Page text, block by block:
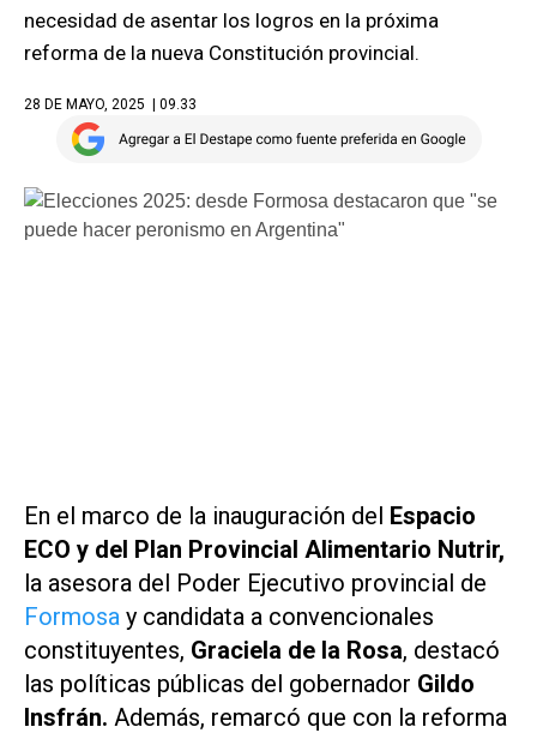
necesidad de asentar los logros en la próxima
reforma de la nueva Constitución provincial.
28 DE MAYO, 2025 | 09.33
En el marco de la inauguración del Espacio
ECO y del Plan Provincial Alimentario Nutrir,
la asesora del Poder Ejecutivo provincial de
Formosa y candidata a convencionales
constituyentes, Graciela de la Rosa, destacó
las políticas públicas del gobernador Gildo
Insfrán. Además, remarcó que con la reforma